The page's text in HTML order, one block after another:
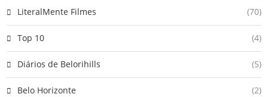
LiteralMente Filmes (70)
Top 10 (4)
Diários de Belorihills (5)
Belo Horizonte (2)